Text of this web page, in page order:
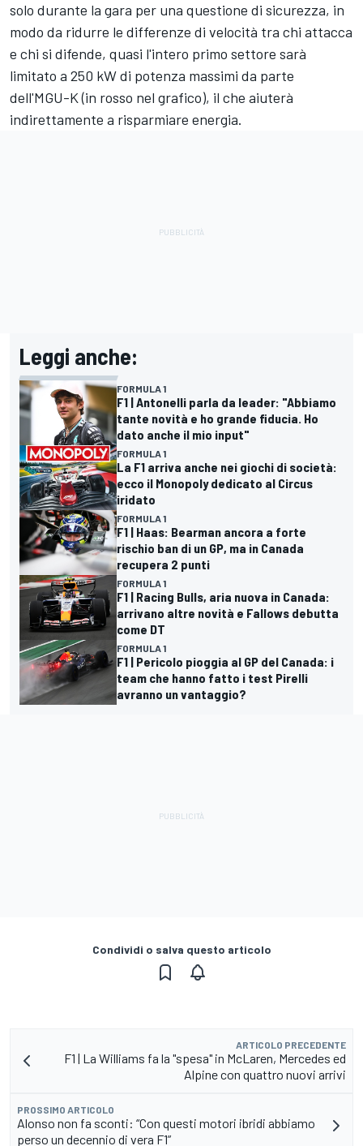
solo durante la gara per una questione di sicurezza, in
modo da ridurre le differenze di velocità tra chi attacca
e chi si difende, quasi l'intero primo settore sarà
limitato a 250 kW di potenza massimi da parte
dell'MGU-K (in rosso nel grafico), il che aiuterà
indirettamente a risparmiare energia.
Leggi anche:
FORMULA 1
F1 | Antonelli parla da leader: "Abbiamo
tante novità e ho grande fiducia. Ho
dato anche il mio input"
FORMULA 1
La F1 arriva anche nei giochi di società:
ecco il Monopoly dedicato al Circus
iridato
FORMULA 1
F1 | Haas: Bearman ancora a forte
rischio ban di un GP, ma in Canada
recupera 2 punti
FORMULA 1
F1 | Racing Bulls, aria nuova in Canada:
arrivano altre novità e Fallows debutta
come DT
FORMULA 1
F1 | Pericolo pioggia al GP del Canada: i
team che hanno fatto i test Pirelli
avranno un vantaggio?
Condividi o salva questo articolo
ARTICOLO PRECEDENTE
F1 | La Williams fa la "spesa" in McLaren, Mercedes ed
Alpine con quattro nuovi arrivi
PROSSIMO ARTICOLO
Alonso non fa sconti: “Con questi motori ibridi abbiamo
perso un decennio di vera F1”